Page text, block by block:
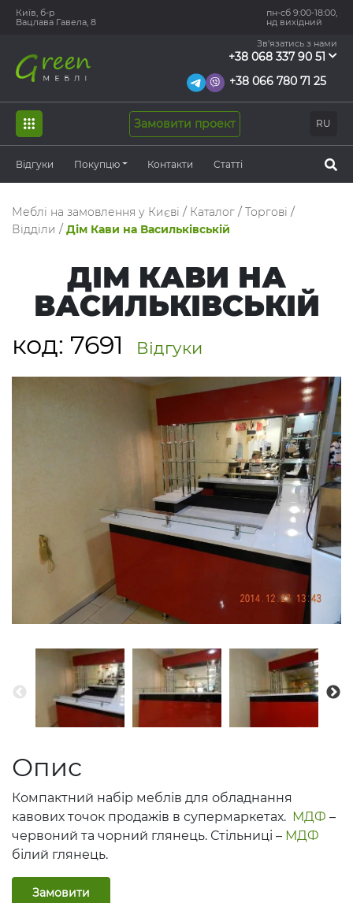
Київ, б-р
Вацлава Гавела, 8
пн-сб 9:00-18:00,
нд вихідний
Зв'язатись з нами
+38 068 337 90 51
+38 066 780 71 25
RU
Замовити проект
Відгуки Покупцю Контакти Статті
Меблі на замовлення у Києві / Каталог / Торгові /
Відділи / Дім Кави на Васильківській
ДІМ КАВИ НА
ВАСИЛЬКІВСЬКІЙ
код: 7691 Відгуки
Опис
Компактний набір меблів для обладнання
кавових точок продажів в супермаркетах. МДФ –
червоний та чорний глянець. Стільниці – МДФ
білий глянець.
Замовити